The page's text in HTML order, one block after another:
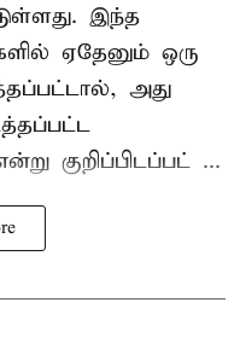
இந்த
ஏதேனும் ஒரு
அது
குறிப்பிடப்பட் ...